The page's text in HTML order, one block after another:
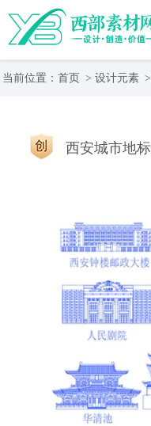
当前位置： 首页 > 设计元素 >
西安城市地